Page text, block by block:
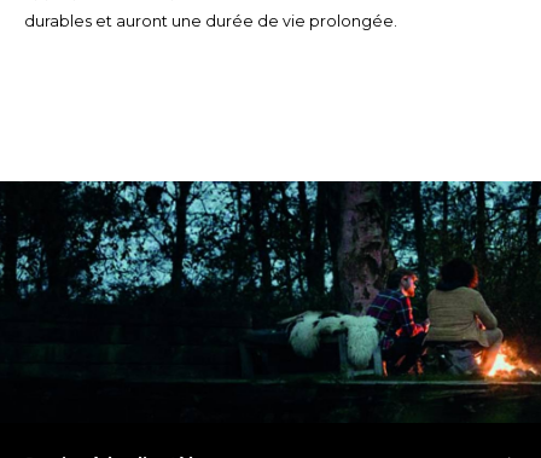
durables et auront une durée de vie prolongée.